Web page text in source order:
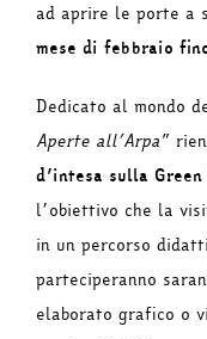
ad aprire le porte a
mese di febbraio
Dedicato al mondo
Aperte all’Arpa”
d’intesa sulla Green
l’obiettivo che la
in un percorso
parteciperanno
elaborato grafico o